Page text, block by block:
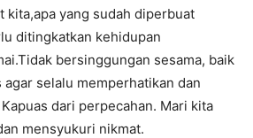
kita,apa yang sudah diperbuat
ditingkatkan kehidupan
bersinggungan sesama, baik
agar selalu memperhatikan dan
dari perpecahan. Mari kita
mensyukuri nikmat.